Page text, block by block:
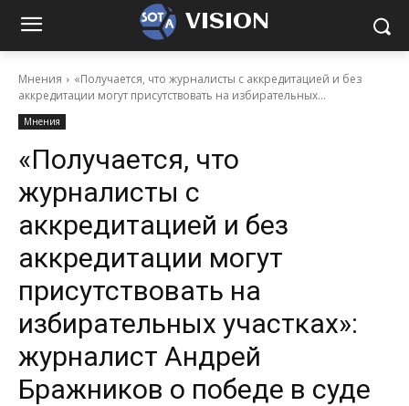
VISION
Мнения
«Получается, что журналисты с аккредитацией и без
аккредитации могут присутствовать на избирательных...
Мнения
«Получается, что
журналисты с
аккредитацией и без
аккредитации могут
присутствовать на
избирательных участках»:
журналист Андрей
Бражников о победе в суде